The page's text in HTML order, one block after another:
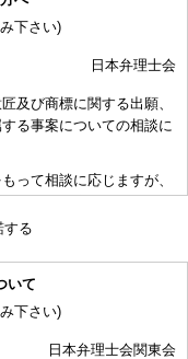
下さい)
日本弁理士会
及び商標に関する出願、
る事案についての相談に
って相談に応じますが、
会も法的責任を負うもの
する
いて
下さい)
日本弁理士会関東会